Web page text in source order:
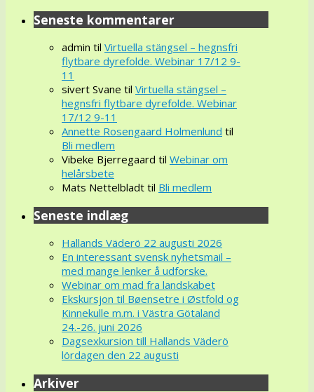
Seneste kommentarer
admin til Virtuella stängsel – hegnsfri
flytbare dyrefolde. Webinar 17/12 9-
11
sivert Svane til Virtuella stängsel –
hegnsfri flytbare dyrefolde. Webinar
17/12 9-11
Annette Rosengaard Holmenlund til
Bli medlem
Vibeke Bjerregaard til Webinar om
helårsbete
Mats Nettelbladt til Bli medlem
Seneste indlæg
Hallands Väderö 22 augusti 2026
En interessant svensk nyhetsmail –
med mange lenker å udforske.
Webinar om mad fra landskabet
Ekskursjon til Bøensetre i Østfold og
Kinnekulle m.m. i Västra Götaland
24.-26. juni 2026
Dagsexkursion till Hallands Väderö
lördagen den 22 augusti
Arkiver